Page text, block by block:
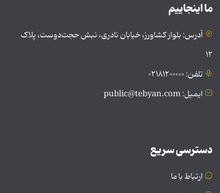
ما اینجاییم
آدرس: بلوار کشاورز، خیابان نادری، نبش حجت‌دوست، پلاک
۱۲
تلفن: ۰۲۱۸۱۲۰۰۰۰۰
ایمیل: public@tebyan.com
دسترسی سریع
ارتباط با ما